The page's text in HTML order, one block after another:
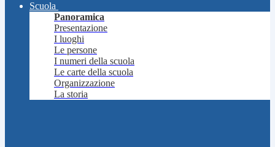
Scuola
Panoramica
Presentazione
I luoghi
Le persone
I numeri della scuola
Le carte della scuola
Organizzazione
La storia